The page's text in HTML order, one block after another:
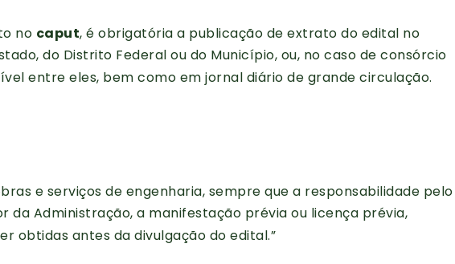
no caput, é obrigatória a publicação de extrato do edital no
do Distrito Federal ou do Município, ou, no caso de consórcio
entre eles, bem como em jornal diário de grande circulação.
e serviços de engenharia, sempre que a responsabilidade pelo
da Administração, a manifestação prévia ou licença prévia,
obtidas antes da divulgação do edital.”